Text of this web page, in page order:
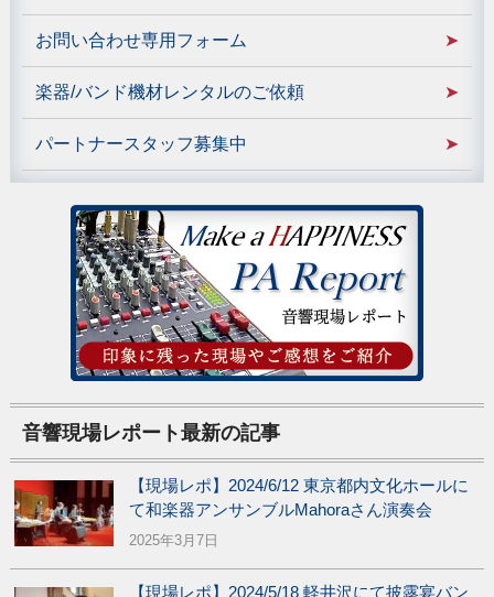
お問い合わせ専用フォーム
楽器/バンド機材レンタルのご依頼
パートナースタッフ募集中
音響現場レポート最新の記事
【現場レポ】2024/6/12 東京都内文化ホールに
て和楽器アンサンブルMahoraさん演奏会
2025年3月7日
【現場レポ】2024/5/18 軽井沢にて披露宴バン